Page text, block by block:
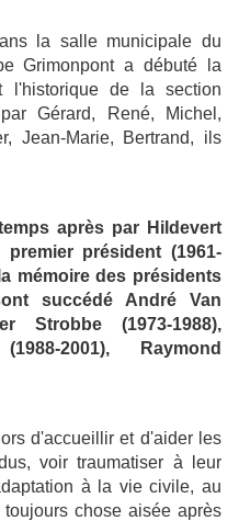
la salle municipale du
Grimonpont a débuté la
l'historique de la section
Gérard, René, Michel,
Jean-Marie, Bertrand, ils
après par Hildevert
président (1961-
mémoire des présidents
succédé André Van
Strobbe (1973-1988),
2001), Raymond
d'accueillir et d'aider les
voir traumatiser à leur
à la vie civile, au
chose aisée après